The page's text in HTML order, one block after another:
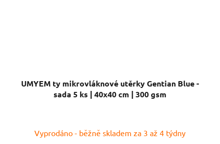
UMYEM ty mikrovláknové utěrky Gentian Blue -
sada 5 ks | 40x40 cm | 300 gsm
hodnocení
Vyprodáno - běžně skladem za 3 až 4 týdny